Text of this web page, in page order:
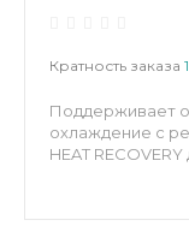
Кратность заказа 1
Поддерживает
охлаждение с
HEAT